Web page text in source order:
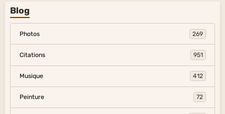
Blog
Photos 269
Citations 951
Musique 412
Peinture 72